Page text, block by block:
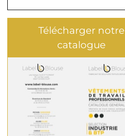
Télécharger notre
catalogue